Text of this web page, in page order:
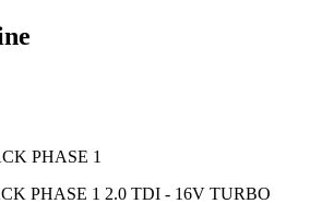
PHASE 1
PHASE 1 2.0 TDI - 16V TURBO